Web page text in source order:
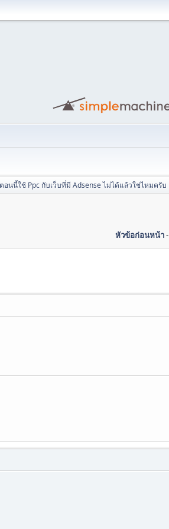
ตอนนี้ใช้ Ppc กับเว็บที่มี Adsense ไม่ได้แล้วใช่ไหมครับ
หัวข้อก่อนหน้า-